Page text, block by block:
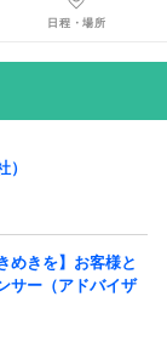
日程・場所
めきを】お客様と
サー（アドバイザ